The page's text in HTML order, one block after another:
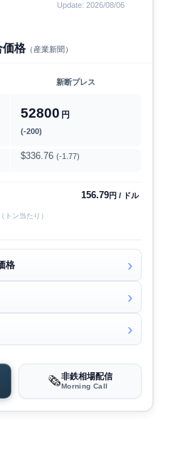
Update: 2026/08/06
価格（産業新聞）
新断プレス
52800 円
(-200)
$336.76 (-1.77)
156.79円 / ドル
ン当たり）
格
🗞️非鉄相場配信
Morning Call